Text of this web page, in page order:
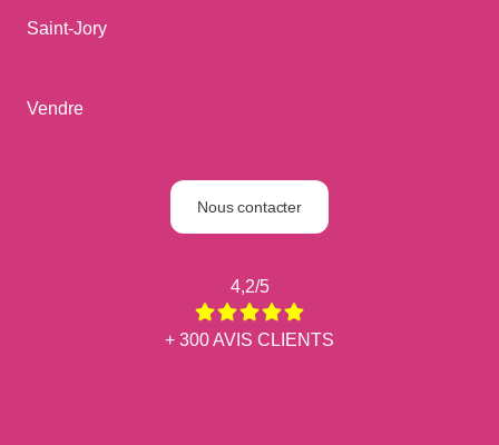
Saint-Jory
Vendre
Nous contacter
4,2/5
+ 300 AVIS CLIENTS